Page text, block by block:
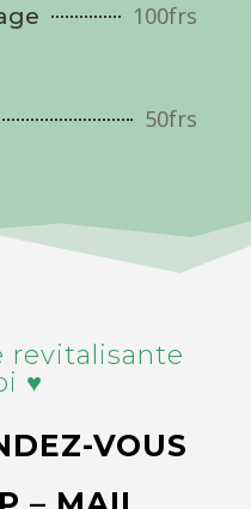
100frs
50frs
revitalisante
♥
VOUS